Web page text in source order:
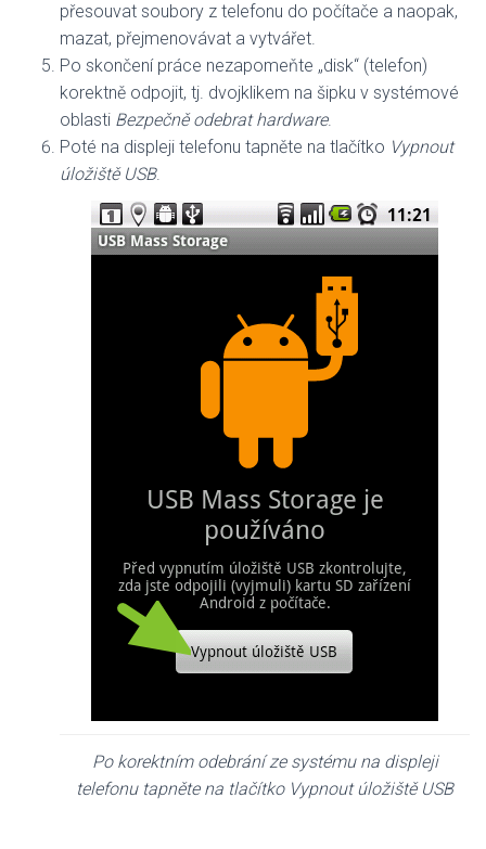
přesouvat soubory z telefonu do počítače a naopak,
mazat, přejmenovávat a vytvářet.
Po skončení práce nezapomeňte „disk“ (telefon)
korektně odpojit, tj. dvojklikem na šipku v systémové
oblasti Bezpečně odebrat hardware.
Poté na displeji telefonu tapněte na tlačítko Vypnout
úložiště USB.
Po korektním odebrání ze systému na displeji
telefonu tapněte na tlačítko Vypnout úložiště USB